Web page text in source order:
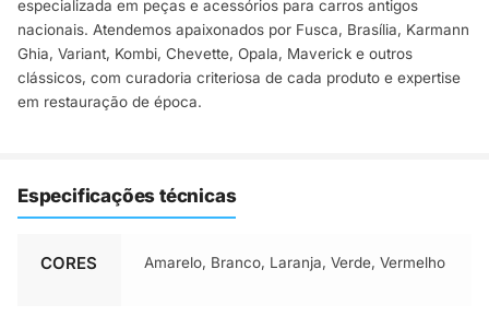
especializada em peças e acessórios para carros antigos
nacionais. Atendemos apaixonados por Fusca, Brasília, Karmann
Ghia, Variant, Kombi, Chevette, Opala, Maverick e outros
clássicos, com curadoria criteriosa de cada produto e expertise
em restauração de época.
Especificações técnicas
CORES Amarelo, Branco, Laranja, Verde, Vermelho